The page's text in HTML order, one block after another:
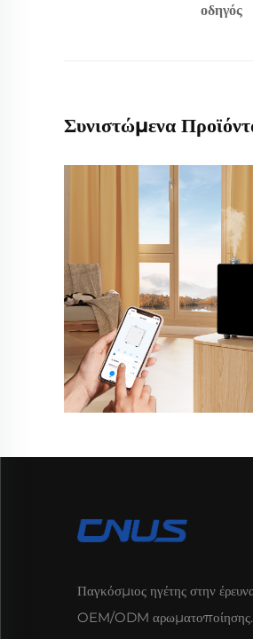
οδηγός
Συνιστώμενα
Παγκόσμιος ηγέτης στην
OEM/ODM